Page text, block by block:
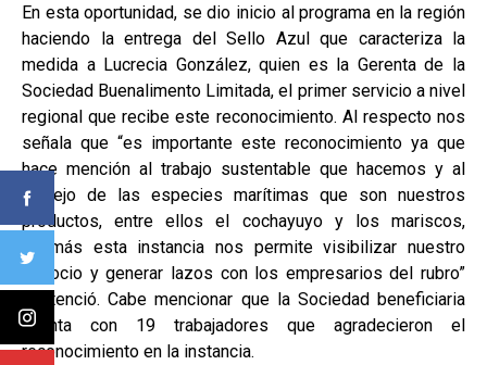
En esta oportunidad, se dio inicio al programa en la región
haciendo la entrega del Sello Azul que caracteriza la
medida a Lucrecia González, quien es la Gerenta de la
Sociedad Buenalimento Limitada, el primer servicio a nivel
regional que recibe este reconocimiento. Al respecto nos
señala que “es importante este reconocimiento ya que
hace mención al trabajo sustentable que hacemos y al
manejo de las especies marítimas que son nuestros
productos, entre ellos el cochayuyo y los mariscos,
además esta instancia nos permite visibilizar nuestro
negocio y generar lazos con los empresarios del rubro”
sentenció. Cabe mencionar que la Sociedad beneficiaria
cuenta con 19 trabajadores que agradecieron el
reconocimiento en la instancia.